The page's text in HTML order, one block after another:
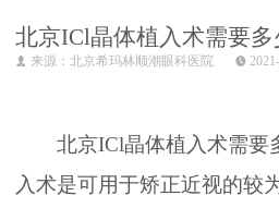
北京ICl晶体植入术需要多
来源：北京希玛林顺潮眼科医院
北京ICl晶体植入术需要
入术是可用于矫正近视的较